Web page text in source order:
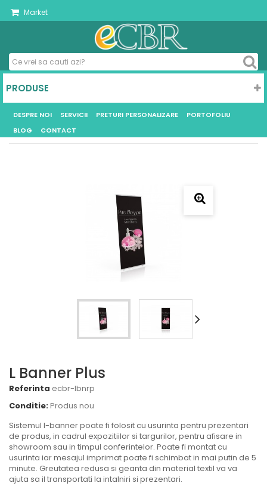
Market
PRODUSE
DESPRE NOI SERVICII PRETURI PERSONALIZARE
PORTOFOLIU
BLOG
CONTACT
L Banner Plus
Referinta ecbr-lbnrp
Conditie:Produs nou
Sistemul l-banner poate fi folosit cu usurinta pentru prezentari
de produs, in cadrul expozitiilor si targurilor, pentru afisare in
showroom sau in timpul conferintelor. Poate fi montat cu
usurinta iar mesajul imprimat poate fi schimbat in mai putin de 5
minute. Greutatea redusa si geanta din material textil va va
ajuta sa il transportati la intalniri si prezentari.